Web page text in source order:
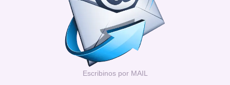
Escribinos por MAIL